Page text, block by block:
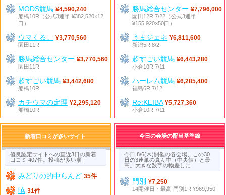
MODS競馬 ¥4,590,240
船橋10R（公式3連単 ¥382,520×12
口）
ウマくる。
¥3,770,560
園田11R
勝馬総合センター ¥3,770,560
園田11R
超すごい競馬 ¥3,442,680
船橋10R
カチウマの定理 ¥2,295,120
船橋10R
勝馬総合センター ¥7,796,000
園田12R 7/22（公式3連単
¥155,920×50口）
うまジェネ ¥6,811,600
新潟5R 8/2
超すごい競馬 ¥6,443,280
小倉10R 7/11
ハーレム競馬 ¥6,285,400
福島6R 7/12
Re:KEIBA ¥5,727,360
小倉10R 7/11
新着口コミが多いサイト
優良認定サイトへの直近3日の新着
口コミ 407件。投稿が多い順
みどりの的中らんど 35件
暁 31件
今日の会場の配当基準線
今日 8/6(木)開催の各会場、この30
日の3連単の真ん中（中央値）と最
高。大きな数字の物差しに
門別¥7,250
14開催日・最高 門別1R ¥969,950